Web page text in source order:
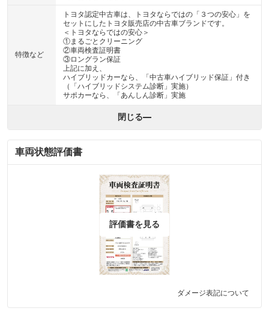
特徴など
トヨタ認定中古車は、トヨタならではの「３つの安心」を
セットにしたトヨタ販売店の中古車ブランドです。
＜トヨタならではの安心＞
①まるごとクリーニング
②車両検査証明書
③ロングラン保証
上記に加え、
ハイブリッドカーなら、「中古車ハイブリッド保証」付き
（「ハイブリッドシステム診断」実施）
サポカーなら、「あんしん診断」実施
閉じる
車両状態評価書
評価書を見る
ダメージ表記について